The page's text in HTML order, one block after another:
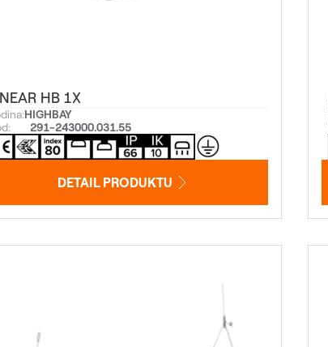
HB 1X
HIGHBAY
291-243000.031.55
DETAIL PRODUKTU